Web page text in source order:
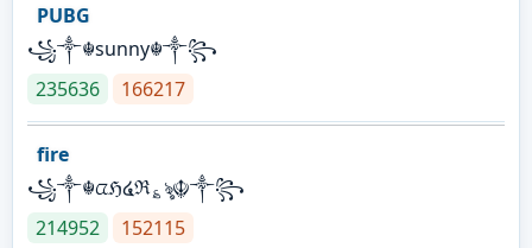
PUBG
꧁༒☬sunny☬༒꧂
235636
166217
fire
꧁༒☬ᤂℌ໔ℜ؏ৡ☬༒꧂
214952
152115